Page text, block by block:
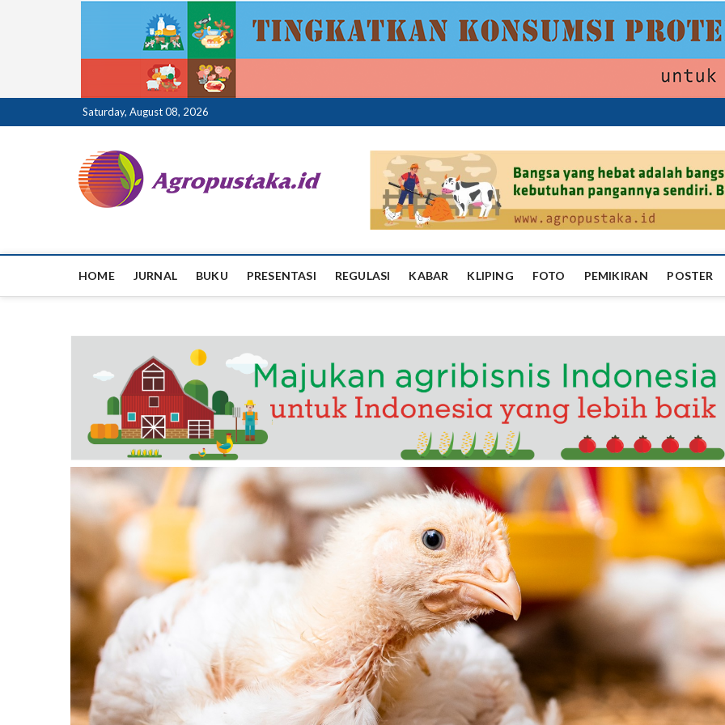
to
Saturday, August 08, 2026
agropustaka
HOME JURNAL BUKU PRESENTASI REGULASI KABAR KLIPING FOTO PEMIKIRAN POSTER